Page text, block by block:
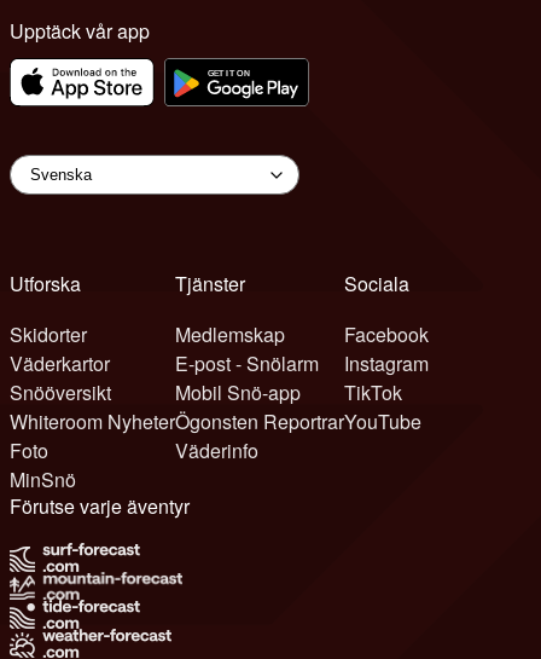
Upptäck vår app
Utforska
Skidorter
Väderkartor
Snööversikt
Whiteroom Nyheter
Foto
MinSnö
Tjänster
Medlemskap
E-post - Snölarm
Mobil Snö-app
Ögonsten Reportrar
Väderinfo
Sociala
Facebook
Instagram
TikTok
YouTube
Förutse varje äventyr